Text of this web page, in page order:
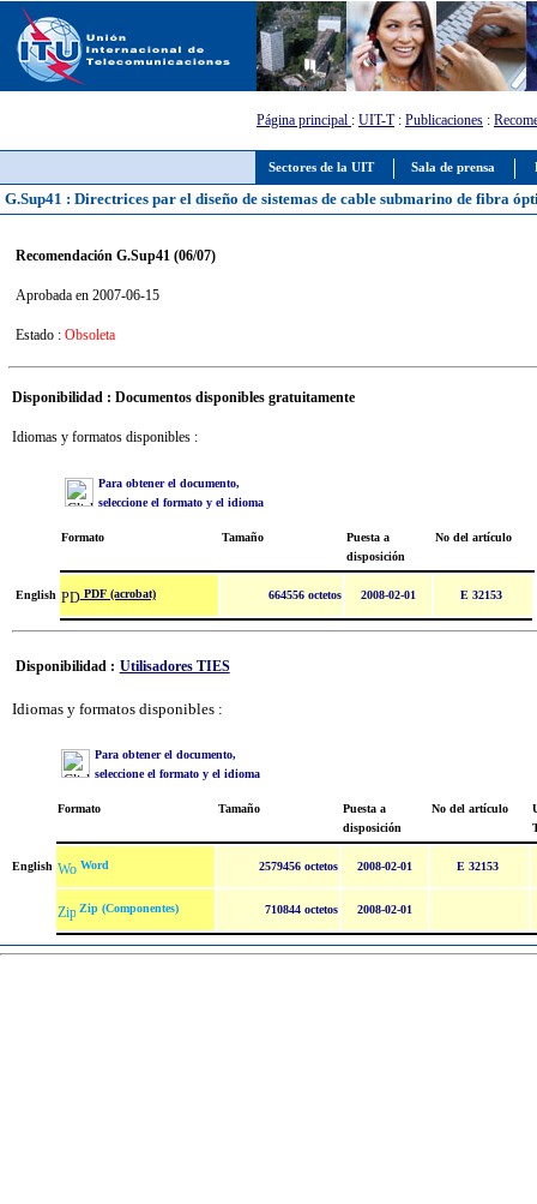
Sectores de la UIT Sala de prensa
Página principal : UIT-T: Publicaciones :
G.Sup41 : Directrices par el diseño de sistemas de cable submarino de fibra
Recomendación G.Sup41 (06/07)
Aprobada en 2007-06-15
Estado : Obsoleta
Disponibilidad : Documentos disponibles gratuitamente
Idiomas y formatos disponibles :
Para obtener el documento,
seleccione el formato y el idioma
Formato Tamaño
Puesta a
disposición
No del artículo
English PDF (acrobat) 664556 octetos 2008-02-01 E 32153
Disponibilidad : Utilisadores TIES
Idiomas y formatos disponibles :
Para obtener el documento,
seleccione el formato y el idioma
Formato Tamaño
Puesta a
disposición
No del artículo
English Word 2579456 octetos 2008-02-01 E 32153
Zip (Componentes) 710844 octetos 2008-02-01